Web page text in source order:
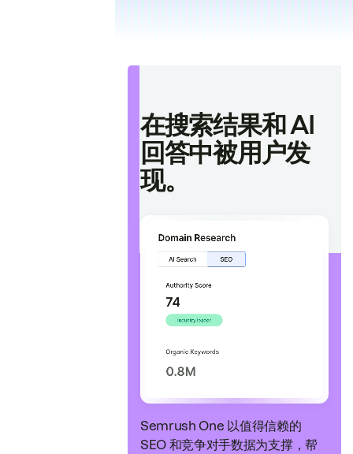
在搜索结果和 AI
回答中被用户发
现。
Semrush One 以值得信赖的
SEO 和竞争对手数据为支撑，帮